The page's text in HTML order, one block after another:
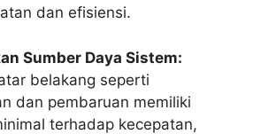
dan efisiensi.
Sumber Daya Sistem:
belakang seperti
dan pembaruan memiliki
terhadap kecepatan,